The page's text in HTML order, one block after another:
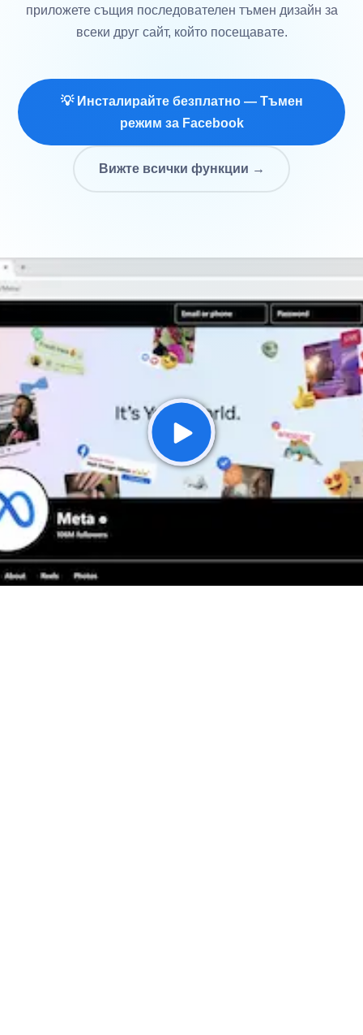
приложете същия последователен тъмен дизайн за
всеки друг сайт, който посещавате.
💡 Инсталирайте безплатно — Тъмен
режим за Facebook
Вижте всички функции →